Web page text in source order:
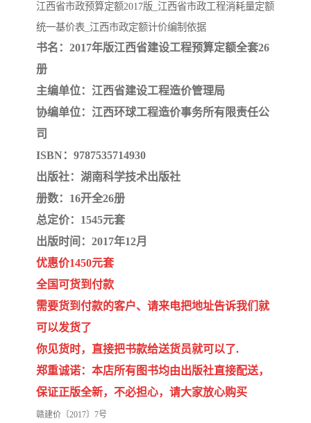
江西省市政预算定额2017版_江西省市政工程消耗量定额
统一基价表_江西市政定额计价编制依据
书名：2017年版江西省建设工程预算定额全套26
册
主编单位：江西省建设工程造价管理局
协编单位：江西环球工程造价事务所有限责任公
司
ISBN：9787535714930
出版社：湖南科学技术出版社
册数：16开全26册
总定价：1545元套
出版时间：2017年12月
优惠价1450元套
全国可货到付款
需要货到付款的客户、请来电把地址告诉我们就
可以发货了
你见货时，直接把书款给送货员就可以了.
郑重诚诺：本店所有图书均由出版社直接配送，
保证正版全新，不必担心，请大家放心购买
赣建价〔2017〕7号
甘肃省建设工程预算定额 山西省建设工程预算定额
内蒙古建设工程预算定额 公路工程预算定额
陕西建设工程消耗量定额 新疆建设工程预算定额
青海省建筑工程消耗量定
20kv及以下配电网工程定
广西建筑安装工程预算定
*考军校教材
海南省建设工程预算定额
电力工程预算概算定额
江苏省建设工程计价定额 深圳市建设工程消耗量定
额
四川省清单定额 河南省建设工程预算定额